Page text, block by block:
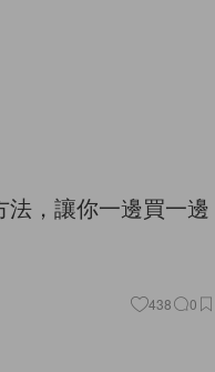
，讓你一邊買一邊
438 0